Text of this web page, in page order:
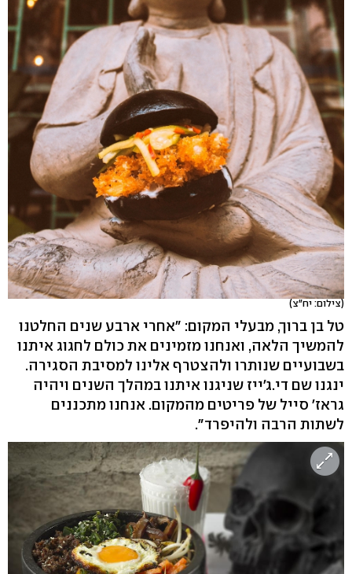
(צילום: יח"צ)
טל בן ברוך, מבעלי המקום: "אחרי ארבע שנים החלטנו
להמשיך הלאה, ואנחנו מזמינים את כולם לחגוג איתנו
בשבועיים שנותרו ולהצטרף אלינו למסיבת הסגירה.
ינגנו שם די.ג'ייז שניגנו איתנו במהלך השנים ויהיה
גראז' סייל של פריטים מהמקום. אנחנו מתכננים
לשתות הרבה ולהיפרד".